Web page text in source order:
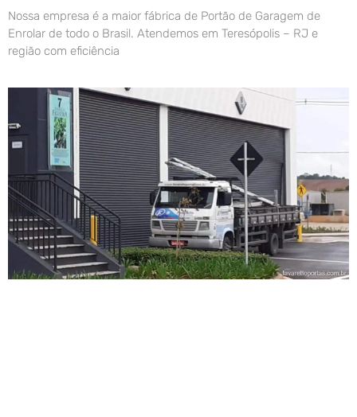
Nossa empresa é a maior fábrica de Portão de Garagem de
Enrolar de todo o Brasil. Atendemos em Teresópolis – RJ e
região com eficiência